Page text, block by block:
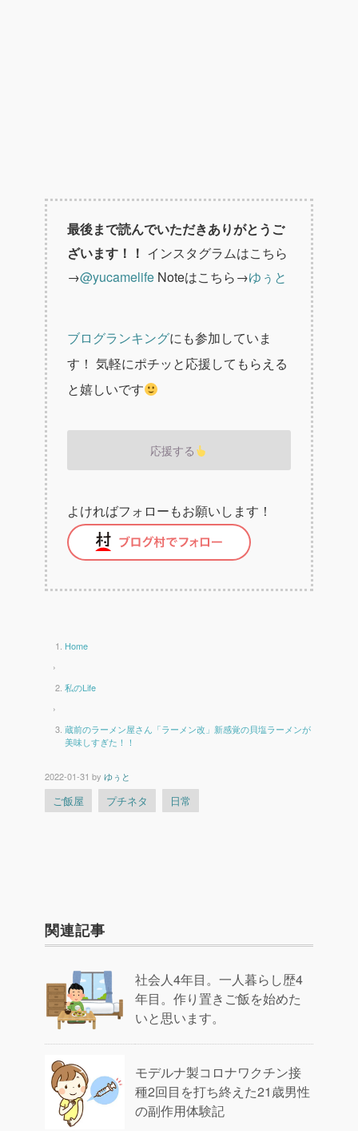
最後まで読んでいただきありがとうご
ざいます！！ インスタグラムはこちら
→@yucamelife Noteはこちら→ゆぅと
ブログランキングにも参加していま
す！ 気軽にポチッと応援してもらえる
と嬉しいです
応援する
よければフォローもお願いします！
Home
›
私のLife
›
蔵前のラーメン屋さん「ラーメン改」新感覚の貝塩ラーメンが
美味しすぎた！！
2022-01-31 by ゆぅと
ご飯屋 プチネタ 日常
関連記事
社会人4年目。一人暮らし歴4
年目。作り置きご飯を始めた
いと思います。
モデルナ製コロナワクチン接
種2回目を打ち終えた21歳男性
の副作用体験記